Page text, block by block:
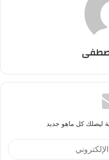
ليصلك كل ماهو جديد